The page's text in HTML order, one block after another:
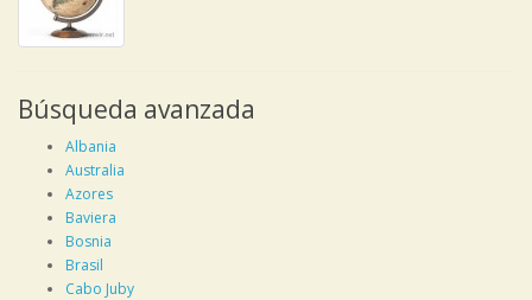
Búsqueda avanzada
Albania
Australia
Azores
Baviera
Bosnia
Brasil
Cabo Juby